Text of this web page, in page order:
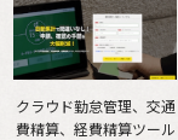
クラウド勤怠管理、交通
費精算、経費精算ツール